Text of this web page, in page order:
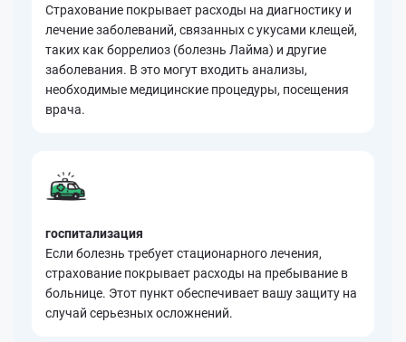
Страхование покрывает расходы на диагностику и
лечение заболеваний, связанных с укусами клещей,
таких как боррелиоз (болезнь Лайма) и другие
заболевания. В это могут входить анализы,
необходимые медицинские процедуры, посещения
врача.
госпитализация
Если болезнь требует стационарного лечения,
страхование покрывает расходы на пребывание в
больнице. Этот пункт обеспечивает вашу защиту на
случай серьезных осложнений.